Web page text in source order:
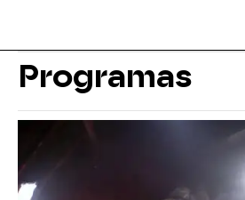
Programas